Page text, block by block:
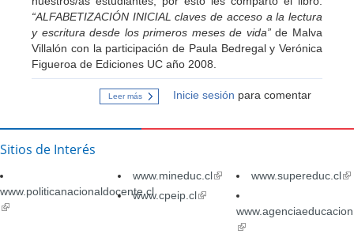
“ALFABETIZACIÓN INICIAL claves de acceso a la lectura
y escritura desde los primeros meses de vida”de Malva
Villalón con la participación de Paula Bedregal y Verónica
Figueroa de Ediciones UC año 2008.
Leer más sobre
la
Inicie sesión para comentar
Sitios de Interés
www.politicanacionaldocente.cl
(link
www.mineduc.cl(link
external)
www.supereduc.cl
www.cpeip.cl(link
external)(link